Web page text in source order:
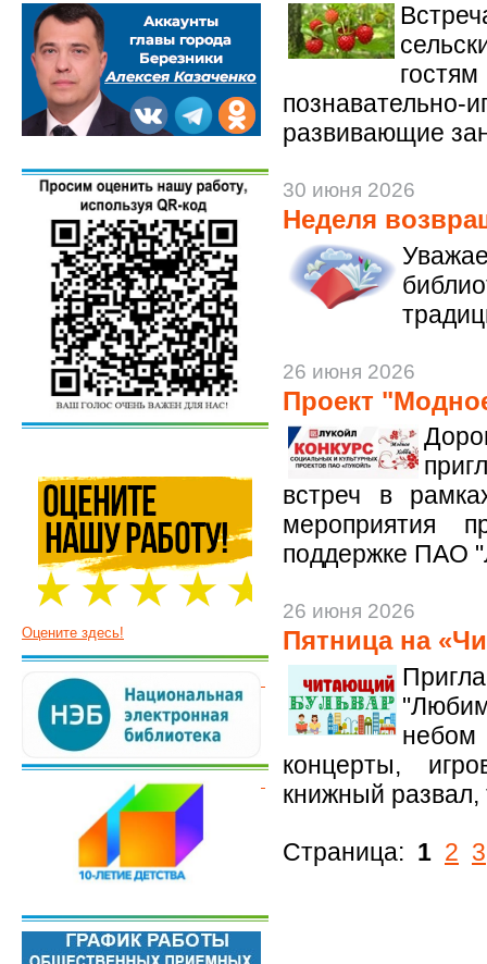
развивающие
30 июня 2026
Неделя
26 июня 2026
Проект
встреч в
мероприятия
поддержке ПАО
26 июня 2026
Пятница на
концерты,
книжный развал,
Страница: 1 2 3
Оцените здесь!